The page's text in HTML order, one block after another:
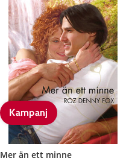
Kampanj
Mer än ett minne